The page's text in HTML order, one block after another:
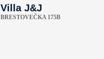
Villa J&J
BRESTOVEČKA 175B